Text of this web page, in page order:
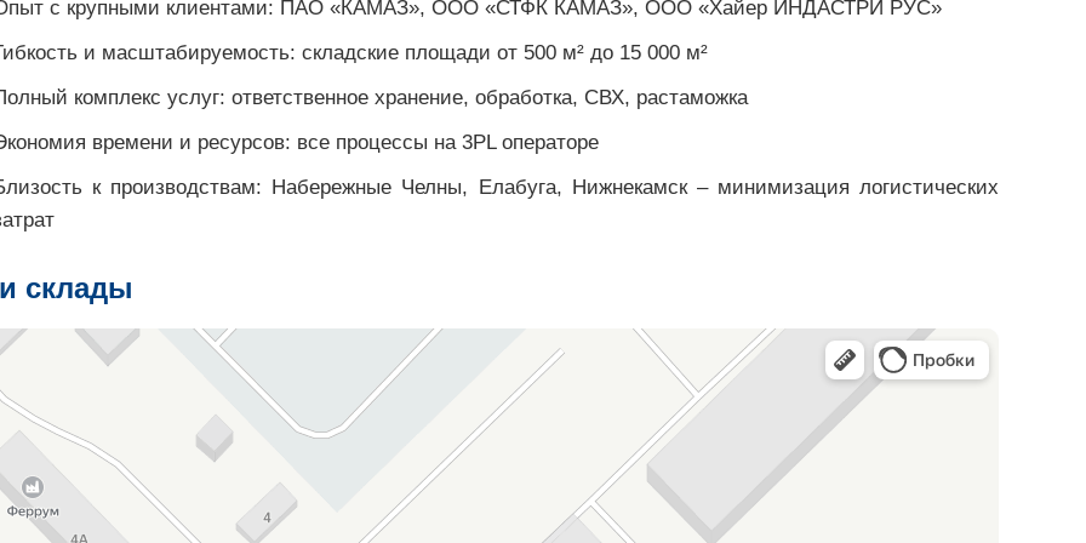
с крупными клиентами: ПАО «КАМАЗ», ООО «СТФК КАМАЗ», ООО «Хайер ИНДАСТРИ РУС»
и масштабируемость: складские площади от 500 м² до 15 000 м²
комплекс услуг: ответственное хранение, обработка, СВХ, растаможка
времени и ресурсов: все процессы на 3PL операторе
к производствам: Набережные Челны, Елабуга, Нижнекамск – минимизация логистических
склады